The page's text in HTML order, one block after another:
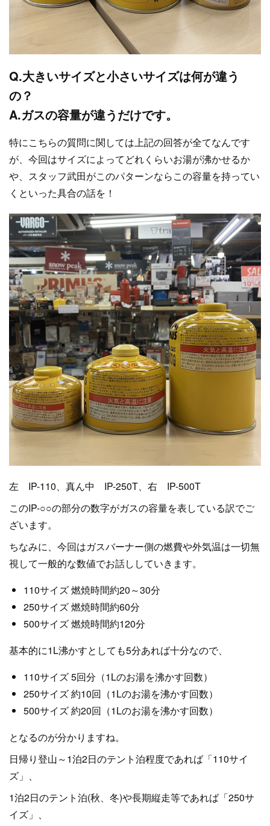
Q.大きいサイズと小さいサイズは何が違う
の？
A.ガスの容量が違うだけです。
特にこちらの質問に関しては上記の回答が全てなんです
が、今回はサイズによってどれくらいお湯が沸かせるか
や、スタッフ武田がこのパターンならこの容量を持ってい
くといった具合の話を！
左 IP-110、真ん中 IP-250T、右 IP-500T
このIP-○○の部分の数字がガスの容量を表している訳でご
ざいます。
ちなみに、今回はガスバーナー側の燃費や外気温は一切無
視して一般的な数値でお話ししていきます。
110サイズ 燃焼時間約20～30分
250サイズ 燃焼時間約60分
500サイズ 燃焼時間約120分
基本的に1L沸かすとしても5分あれば十分なので、
110サイズ 5回分（1Lのお湯を沸かす回数）
250サイズ 約10回（1Lのお湯を沸かす回数）
500サイズ 約20回（1Lのお湯を沸かす回数）
となるのが分かりますね。
日帰り登山～1泊2日のテント泊程度であれば「110サイ
ズ」、
1泊2日のテント泊(秋、冬)や長期縦走等であれば「250サ
イズ」、